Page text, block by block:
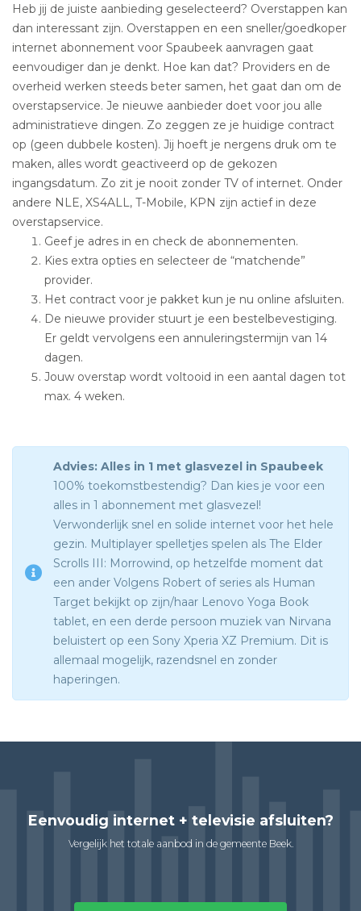
Heb jij de juiste aanbieding geselecteerd? Overstappen kan
dan interessant zijn. Overstappen en een sneller/goedkoper
internet abonnement voor Spaubeek aanvragen gaat
eenvoudiger dan je denkt. Hoe kan dat? Providers en de
overheid werken steeds beter samen, het gaat dan om de
overstapservice. Je nieuwe aanbieder doet voor jou alle
administratieve dingen. Zo zeggen ze je huidige contract
op (geen dubbele kosten). Jij hoeft je nergens druk om te
maken, alles wordt geactiveerd op de gekozen
ingangsdatum. Zo zit je nooit zonder TV of internet. Onder
andere NLE, XS4ALL, T-Mobile, KPN zijn actief in deze
overstapservice.
Geef je adres in en check de abonnementen.
Kies extra opties en selecteer de “matchende”
provider.
Het contract voor je pakket kun je nu online afsluiten.
De nieuwe provider stuurt je een bestelbevestiging.
Er geldt vervolgens een annuleringstermijn van 14
dagen.
Jouw overstap wordt voltooid in een aantal dagen tot
max. 4 weken.
Advies: Alles in 1 met glasvezel in Spaubeek
100% toekomstbestendig? Dan kies je voor een
alles in 1 abonnement met glasvezel!
Verwonderlijk snel en solide internet voor het hele
gezin. Multiplayer spelletjes spelen als The Elder
Scrolls III: Morrowind, op hetzelfde moment dat
een ander Volgens Robert of series als Human
Target bekijkt op zijn/haar Lenovo Yoga Book
tablet, en een derde persoon muziek van Nirvana
beluistert op een Sony Xperia XZ Premium. Dit is
allemaal mogelijk, razendsnel en zonder
haperingen.
Eenvoudig internet + televisie afsluiten?
Vergelijk het totale aanbod in de gemeente Beek.